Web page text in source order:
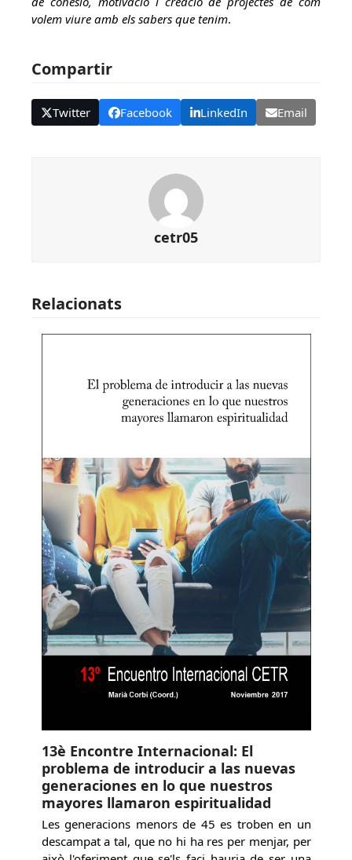
volem viure amb els sabers que tenim.
Compartir
Twitter Facebook LinkedIn Email
cetr05
Relacionats
13è Encontre Internacional: El
problema de introducir a las nuevas
generaciones en lo que nuestros
mayores llamaron espiritualidad
Les generacions menors de 45 es troben en un
descampat a tal, que no hi ha res per menjar, per